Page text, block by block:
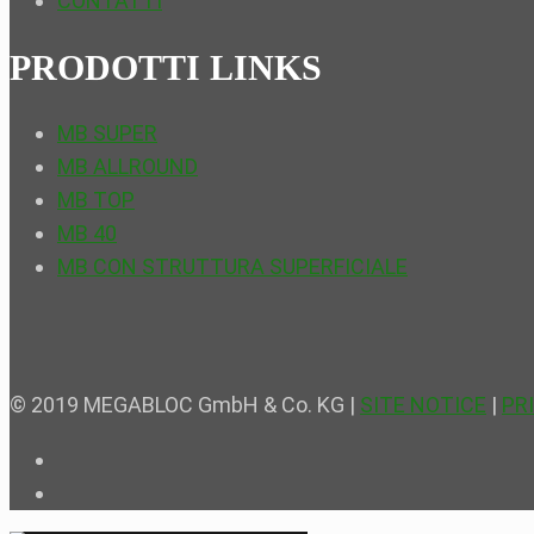
PRODOTTI LINKS
MB SUPER
MB ALLROUND
MB TOP
MB 40
MB CON STRUTTURA SUPERFICIALE
© 2019 MEGABLOC GmbH & Co. KG | SITE NOTICE |